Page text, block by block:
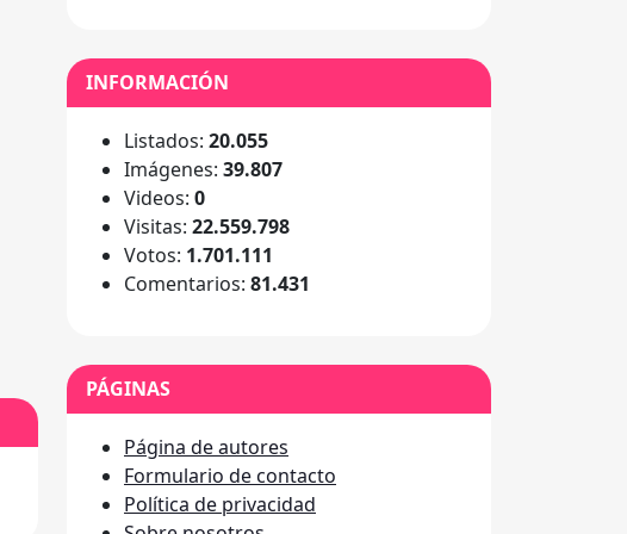
INFORMACIÓN
Listados: 20.055
Imágenes: 39.807
Videos: 0
Visitas: 22.559.798
Votos: 1.701.111
Comentarios: 81.431
PÁGINAS
Página de autores
Formulario de contacto
Política de privacidad